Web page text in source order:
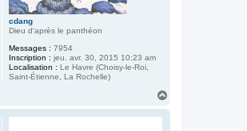
cdang
Dieu d'après le panthéon
Messages : 7954
Inscription : jeu. avr. 30, 2015 10:23 am
Localisation : Le Havre (Choisy-le-Roi,
Saint-Étienne, La Rochelle)